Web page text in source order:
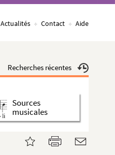
Actualités Contact Aide
Recherches récentes
Sources
musicales